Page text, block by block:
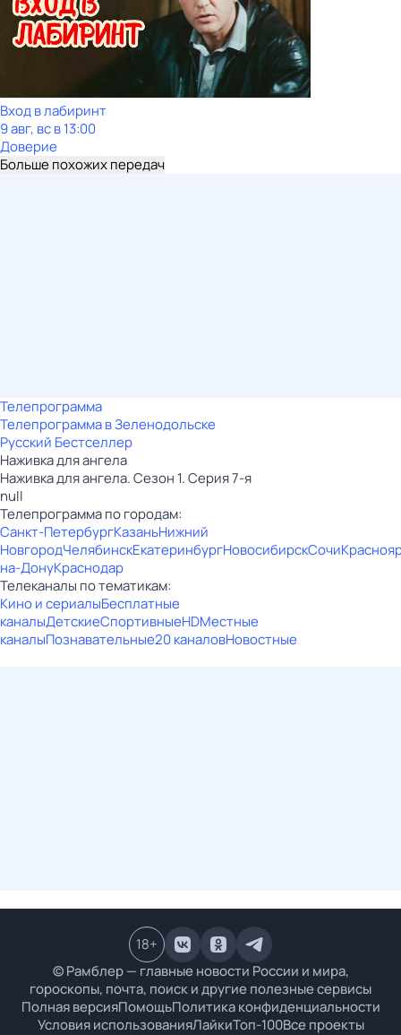
Вход в лабиринт
9 авг, вс в 13:00
Доверие
Больше похожих передач
Телепрограмма
Телепрограмма в Зеленодольске
Русский Бестселлер
Наживка для ангела
Наживка для ангела. Сезон 1. Серия 7-я
null
Телепрограмма по городам:
Санкт-ПетербургКазаньНижний
НовгородЧелябинскЕкатеринбургНовосибирскСочи
на-ДонуКраснодар
Телеканалы по тематикам:
Кино и сериалыБесплатные
каналыДетскиеСпортивныеHDМестные
каналыПознавательные20 каналовНовостные
© Рамблер — главные новости России и мира,
гороскопы, почта, поиск и другие полезные сервисы
Полная версияПомощьПолитика конфиденциальности
Условия использованияЛайкиТоп-100Все проекты
18+